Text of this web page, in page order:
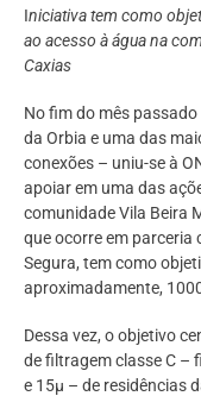
Iniciativa tem como
ao acesso à água na
Caxias
No fim do mês
da Orbia e uma das
conexões – uniu-se à
apoiar em uma das
comunidade Vila Beira
que ocorre em
Segura, tem como
aproximadamente,
Dessa vez, o objetivo
de filtragem classe C –
e 15µ – de residências